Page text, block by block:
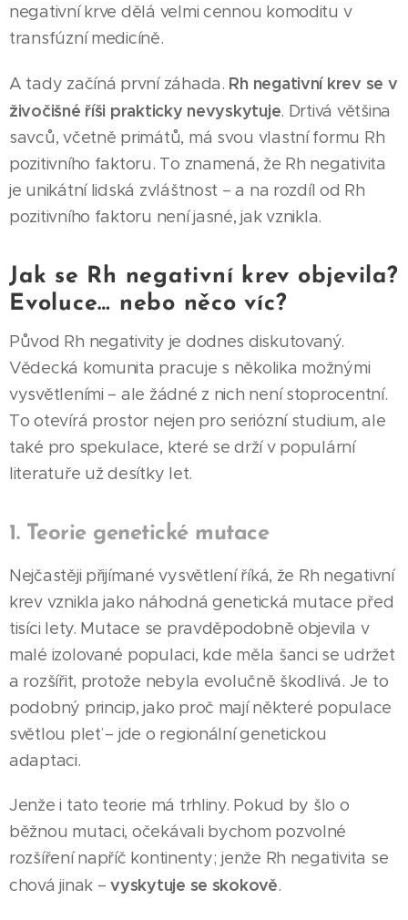
negativní krve dělá velmi cennou komoditu v
transfúzní medicíně.
A tady začíná první záhada. Rh negativní krev se v
živočišné říši prakticky nevyskytuje. Drtivá většina
savců, včetně primátů, má svou vlastní formu Rh
pozitivního faktoru. To znamená, že Rh negativita
je unikátní lidská zvláštnost – a na rozdíl od Rh
pozitivního faktoru není jasné, jak vznikla.
Jak se Rh negativní krev objevila?
Evoluce… nebo něco víc?
Původ Rh negativity je dodnes diskutovaný.
Vědecká komunita pracuje s několika možnými
vysvětleními – ale žádné z nich není stoprocentní.
To otevírá prostor nejen pro seriózní studium, ale
také pro spekulace, které se drží v populární
literatuře už desítky let.
1. Teorie genetické mutace
Nejčastěji přijímané vysvětlení říká, že Rh negativní
krev vznikla jako náhodná genetická mutace před
tisíci lety. Mutace se pravděpodobně objevila v
malé izolované populaci, kde měla šanci se udržet
a rozšířit, protože nebyla evolučně škodlivá. Je to
podobný princip, jako proč mají některé populace
světlou pleť – jde o regionální genetickou
adaptaci.
Jenže i tato teorie má trhliny. Pokud by šlo o
běžnou mutaci, očekávali bychom pozvolné
rozšíření napříč kontinenty; jenže Rh negativita se
chová jinak –vyskytuje se skokově.